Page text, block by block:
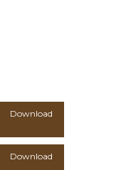
Download
Download